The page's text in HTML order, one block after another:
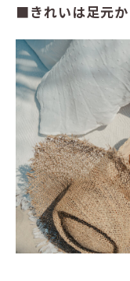
■きれいは足元